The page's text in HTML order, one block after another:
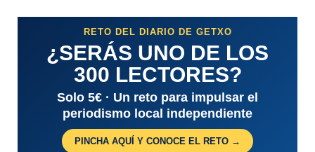
RETO DEL DIARIO DE GETXO
¿SERÁS UNO DE LOS
300 LECTORES?
Solo 5€ · Un reto para impulsar el
periodismo local independiente
PINCHA AQUÍ Y CONOCE EL RETO →